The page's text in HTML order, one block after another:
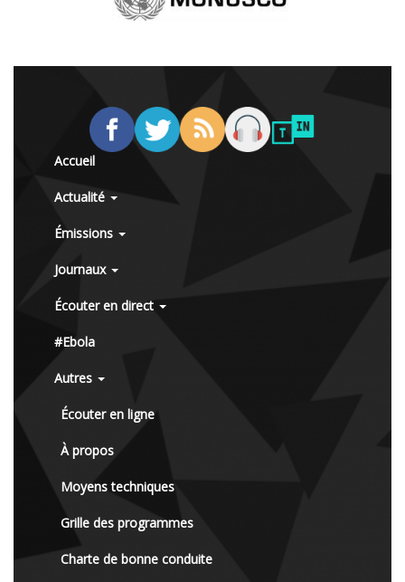
Accueil
Actualité
Émissions
Journaux
Écouter en direct
#Ebola
Autres
Écouter en ligne
À propos
Moyens techniques
Grille des programmes
Charte de bonne conduite